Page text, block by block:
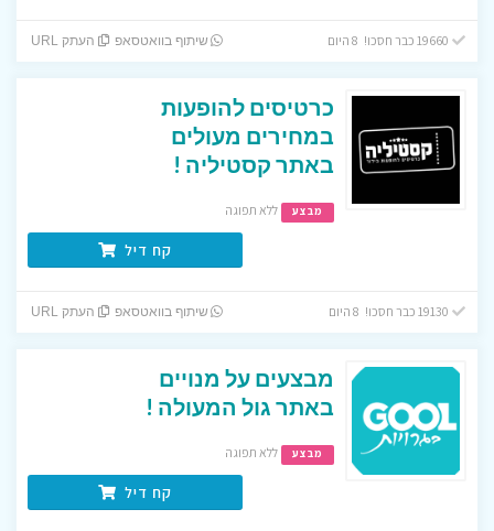
שיתוף בוואטסאפ העתק URL
כרטיסים להופעות
במחירים מעולים
באתר קסטיליה !
מבצע ללא תפוגה
קח דיל
שיתוף בוואטסאפ העתק URL
מבצעים על מנויים
באתר גול המעולה !
מבצע ללא תפוגה
קח דיל